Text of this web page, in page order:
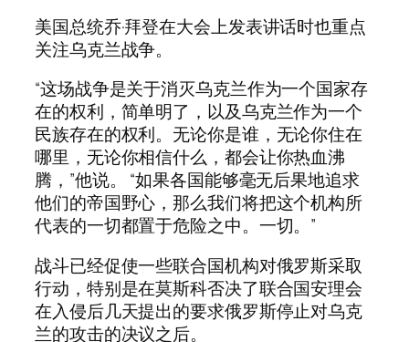
美国总统乔·拜登在大会上发表讲话时也重点
关注乌克兰战争。
“这场战争是关于消灭乌克兰作为一个国家存
在的权利，简单明了，以及乌克兰作为一个
民族存在的权利。无论你是谁，无论你住在
哪里，无论你相信什么，都会让你热血沸
腾，”他说。 “如果各国能够毫无后果地追求
他们的帝国野心，那么我们将把这个机构所
代表的一切都置于危险之中。一切。”
战斗已经促使一些联合国机构对俄罗斯采取
行动，特别是在莫斯科否决了联合国安理会
在入侵后几天提出的要求俄罗斯停止对乌克
兰的攻击的决议之后。